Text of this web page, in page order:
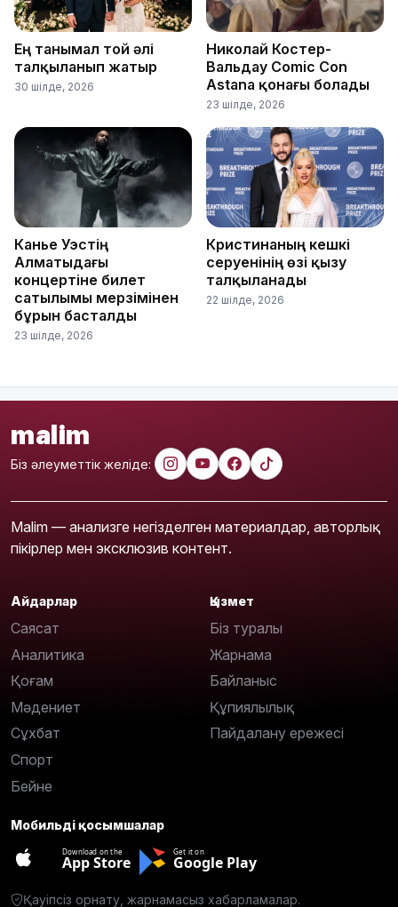
Ең танымал той әлі
талқыланып жатыр
30 шілде, 2026
Николай Костер-
Вальдау Comic Con
Astana қонағы болады
23 шілде, 2026
Канье Уэстің
Алматыдағы
концертіне билет
сатылымы мерзімінен
бұрын басталды
23 шілде, 2026
Кристинаның кешкі
серуенінің өзі қызу
талқыланады
22 шілде, 2026
malim
Біз әлеуметтік желіде:
Malim — анализге негізделген материалдар, авторлық
пікірлер мен эксклюзив контент.
Айдарлар
Саясат
Аналитика
Қоғам
Мәдениет
Сұхбат
Спорт
Бейне
Қызмет
Біз туралы
Жарнама
Байланыс
Құпиялылық
Пайдалану ережесі
Мобильді қосымшалар
Download on the
App Store
Get it on
Google Play
Қауіпсіз орнату, жарнамасыз хабарламалар.